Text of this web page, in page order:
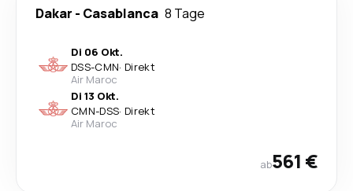
Dakar - Casablanca 8 Tage
Di 06 Okt.
DSS-CMN· Direkt
Air Maroc
Di 13 Okt.
CMN-DSS· Direkt
Air Maroc
ab561 €